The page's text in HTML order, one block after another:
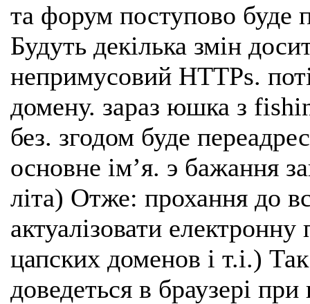
та форум поступово буде
Будуть декілька змін
непримусовий HTTPs.
домену. зараз юшка з
без. згодом буде
основне імʼя. э бажання
літа) Отже: прохання до
актуалізовати
цапских доменов і т.і.)
доведеться в браузері